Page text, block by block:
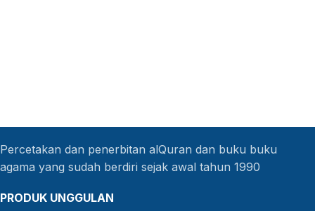
Percetakan dan penerbitan alQuran dan buku buku
agama yang sudah berdiri sejak awal tahun 1990
PRODUK UNGGULAN